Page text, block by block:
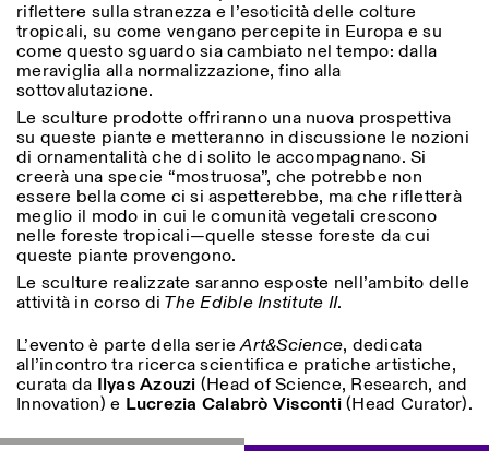
riflettere sulla stranezza e l’esoticità delle colture
tropicali, su come vengano percepite in Europa e su
come questo sguardo sia cambiato nel tempo: dalla
meraviglia alla normalizzazione, fino alla
sottovalutazione.
Le sculture prodotte offriranno una nuova prospettiva
su queste piante e metteranno in discussione le nozioni
di ornamentalità che di solito le accompagnano. Si
creerà una specie “mostruosa”, che potrebbe non
essere bella come ci si aspetterebbe, ma che rifletterà
meglio il modo in cui le comunità vegetali crescono
nelle foreste tropicali—quelle stesse foreste da cui
queste piante provengono.
Le sculture realizzate saranno esposte nell’ambito delle
attività in corso di The Edible Institute II.
L’evento è parte della serieArt&Science, dedicata
all’incontro tra ricerca scientifica e pratiche artistiche,
curata da Ilyas Azouzi (Head of Science, Research, and
Innovation) e Lucrezia Calabrò Visconti(Head Curator).